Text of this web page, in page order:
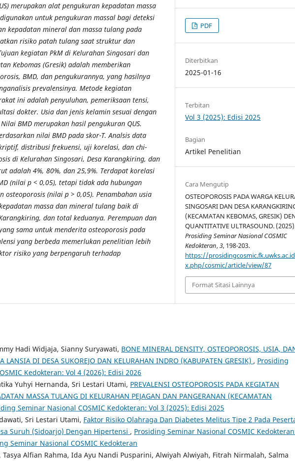
merupakan alat pengukuran kepadatan massa
untuk pengukuran massal bagi deteksi
kepadatan mineral dan massa tulang pada
risiko patah tulang saat struktur dan
kegiatan PkM di Kelurahan Singosari dan
Kebomas (Gresik) adalah memberikan
BMD, dan pengukurannya, yang hasilnya
prevalensinya. Metode kegiatan
ini adalah penyuluhan, pemeriksaan tensi,
dokter. Usia dan jenis kelamin sesuai dengan
BMD merupakan hasil pengukuran QUS.
nilai BMD pada skor-T. Analsis data
distribusi frekuensi, uji korelasi, dan chi-
di Kelurahan Singosari, Desa Karangkiring, dan
adalah 4%, 80%, dan 25,9%. Terdapat korelasi
(nilai p < 0,05), tetapi tidak ada hubungan
osteoporosis (nilai p > 0,05). Penambahan usia
massa dan mineral tulang baik di
dan total keduanya. Perempuan dan
sama untuk menderita osteoporosis pada
yang berbeda memerlukan penelitian lebih
risiko yang berpengaruh terhadap
PDF
Diterbitkan
2025-01-16
Terbitan
Vol 3 (2025): Edisi 2025
Bagian
Artikel Penelitian
Cara Mengutip
OSTEOPOROSIS PADA WARGA
SINGOSARI DAN DESA
(KECAMATAN KEBOMAS, GRESIK)
QUANTITATIVE ULTRASOUND.
Prosiding Seminar Nasional COSMIC
Kedokteran,3, 198-203.
https://
x.php/cosmic/article/view/87
Format Sitasi Lainnya
Hadi Widjaja, Sianny Suryawati, BONE MINERAL DENSITY, OSTEOPOROSIS, USIA,
LANSIA DI DESA SUKOREJO DAN KELURAHAN INDRO (KABUPATEN GRESIK) , Prosiding
Kedokteran: Vol 4 (2026): Edisi 2026
Yuhyi Hernanda, Sri Lestari Utami, PREVALENSI OSTEOPOROSIS PADA KEGIATAN
MASSA TULANG DI KELURAHAN PEJAGAN DAN PANGERANAN (KECAMATAN
Seminar Nasional COSMIC Kedokteran: Vol 3 (2025): Edisi 2025
Sri Lestari Utami, Faktor Risiko Olahraga Dan Diabetes Melitus Tipe 2 Pada
Suruh (Sidoarjo) Dengan Hipertensi , Prosiding Seminar Nasional COSMIC
Seminar Nasional COSMIC Kedokteran
Tasya Alfian Rahma, Ida Ayu Nandi Pusparini, Alwiyah Alwiyah, Fitrah Nirmalah, Salma